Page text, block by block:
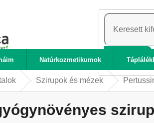
KERESÉS
Natúrkozmetikumok
Szirupok és mézek